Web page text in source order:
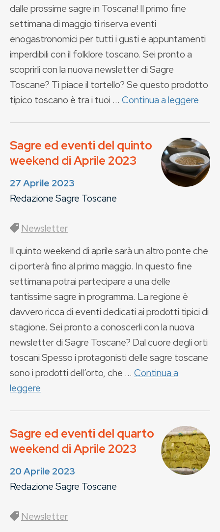
dalle prossime sagre in Toscana! Il primo fine
settimana di maggio ti riserva eventi
enogastronomici per tutti i gusti e appuntamenti
imperdibili con il folklore toscano. Sei pronto a
scoprirli con la nuova newsletter di Sagre
Toscane? Ti piace il tortello? Se questo prodotto
tipico toscano è tra i tuoi ... Continua a leggere
Sagre ed eventi del quinto
weekend di Aprile 2023
27 Aprile 2023
Redazione Sagre Toscane
Newsletter
Il quinto weekend di aprile sarà un altro ponte che
ci porterà fino al primo maggio. In questo fine
settimana potrai partecipare a una delle
tantissime sagre in programma. La regione è
davvero ricca di eventi dedicati ai prodotti tipici di
stagione. Sei pronto a conoscerli con la nuova
newsletter di Sagre Toscane? Dal cuore degli orti
toscani Spesso i protagonisti delle sagre toscane
sono i prodotti dell’orto, che ... Continua a
leggere
Sagre ed eventi del quarto
weekend di Aprile 2023
20 Aprile 2023
Redazione Sagre Toscane
Newsletter